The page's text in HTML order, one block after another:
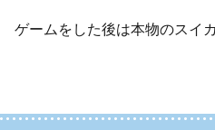
ゲームをした後は本物のスイ